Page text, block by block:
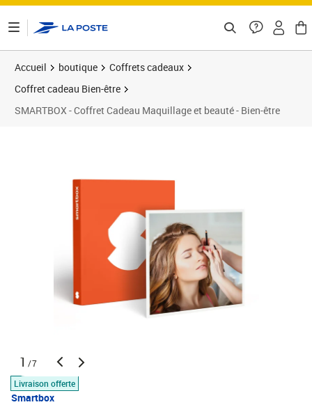
Accueil boutique
Coffrets cadeaux
Coffret cadeau Bien-être
SMARTBOX - Coffret Cadeau Maquillage et beauté - Bien-être
1 /7
Livraison offerte
Smartbox